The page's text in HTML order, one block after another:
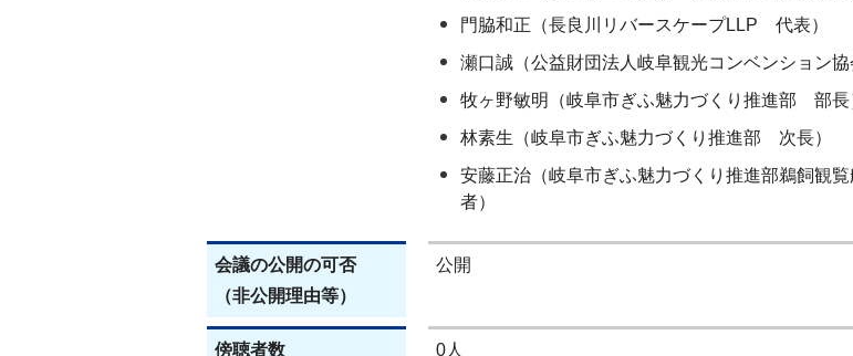
門脇和正（長良川リバースケープLLP 代表）
瀬口誠（公益財団法人岐阜観光コンベンション
牧ヶ野敏明（岐阜市ぎふ魅力づくり推進部 部長
林素生（岐阜市ぎふ魅力づくり推進部 次長）
安藤正治（岐阜市ぎふ魅力づくり推進部鵜飼観
者）
会議の公開の可否
（非公開理由等）
公開
傍聴者数 0人